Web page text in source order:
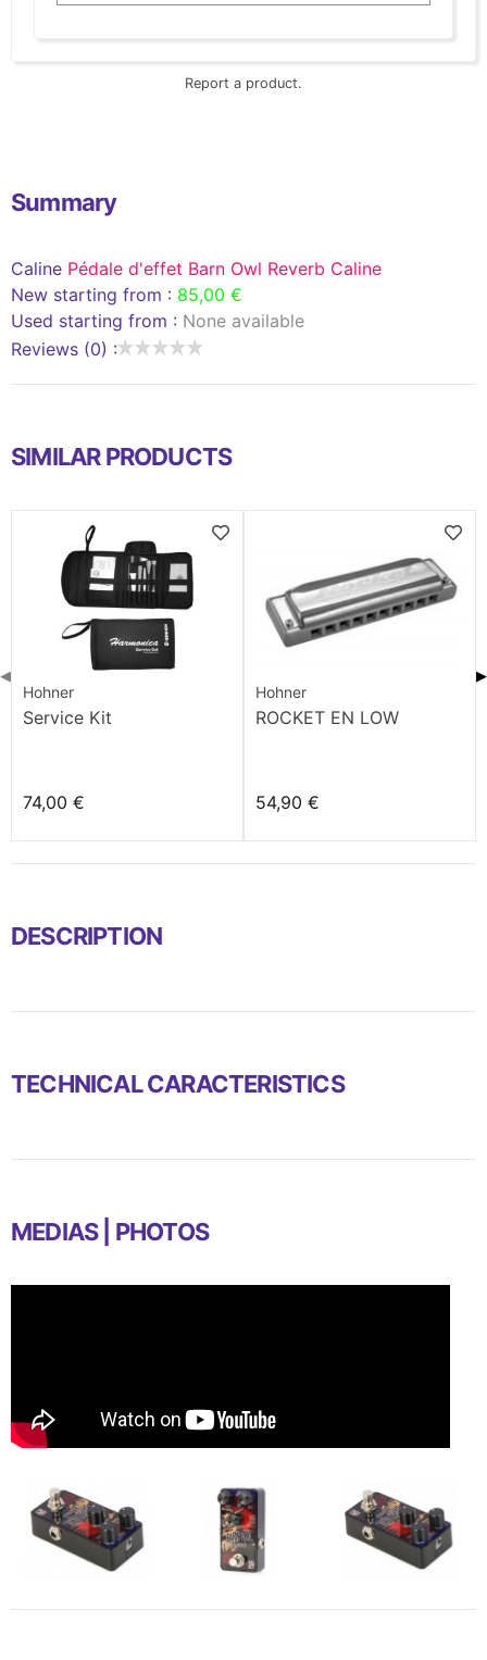
Report a product.
Summary
Caline Pédale d'effet Barn Owl Reverb Caline
New starting from : 85,00 €
Used starting from : None available
Reviews (0) :
SIMILAR PRODUCTS
Hohner
Service Kit
74,00 €
Hohner
ROCKET EN LOW
54,90 €
◀ ▶
DESCRIPTION
TECHNICAL CARACTERISTICS
MEDIAS | PHOTOS